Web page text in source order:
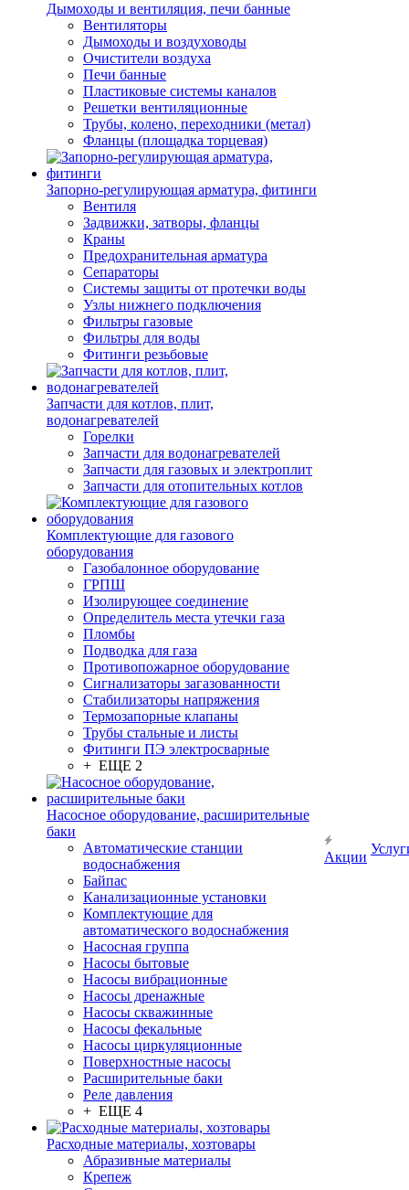
Дымоходы и вентиляция, печи банные
Вентиляторы
Дымоходы и воздуховоды
Очистители воздуха
Печи банные
Пластиковые системы каналов
Решетки вентиляционные
Трубы, колено, переходники (метал)
Фланцы (площадка торцевая)
Запорно-регулирующая арматура, фитинги
Вентиля
Задвижки, затворы, фланцы
Краны
Предохранительная арматура
Сепараторы
Системы защиты от протечки воды
Узлы нижнего подключения
Фильтры газовые
Фильтры для воды
Фитинги резьбовые
Запчасти для котлов, плит,
водонагревателей
Горелки
Запчасти для водонагревателей
Запчасти для газовых и электроплит
Запчасти для отопительных котлов
Комплектующие для газового
оборудования
Газобалонное оборудование
ГРПШ
Изолирующее соединение
Определитель места утечки газа
Пломбы
Подводка для газа
Противопожарное оборудование
Сигнализаторы загазованности
Стабилизаторы напряжения
Термозапорные клапаны
Трубы стальные и листы
Фитинги ПЭ электросварные
+ ЕЩЕ 2
Насосное оборудование, расширительные
баки
Автоматические станции
водоснабжения
Байпас
Канализационные установки
Комплектующие для
автоматического водоснабжения
Насосная группа
Насосы бытовые
Насосы вибрационные
Насосы дренажные
Насосы скважинные
Насосы фекальные
Насосы циркуляционные
Поверхностные насосы
Расширительные баки
Реле давления
+ ЕЩЕ 4
Расходные материалы, хозтовары
Абразивные материалы
Крепеж
Акции